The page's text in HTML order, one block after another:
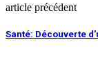
article précédent
Santé: Découverte